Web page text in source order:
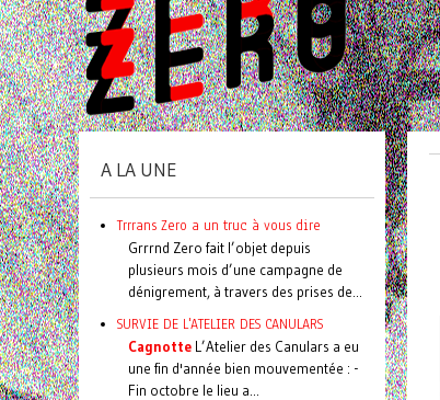
A LA UNE
Trrrans Zero a un truc à vous dire
Grrrnd Zero fait l’objet depuis
plusieurs mois d’une campagne de
dénigrement, à travers des prises de...
SURVIE DE L'ATELIER DES CANULARS
Cagnotte L’Atelier des Canulars a eu
une fin d'année bien mouvementée : -
Fin octobre le lieu a...